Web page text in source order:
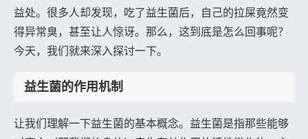
益处。很多人却发现，吃了益生菌后，自己的拉屎竟然变
得异常臭，甚至让人惊讶。那么，这到底是怎么回事呢？
今天，我们就来深入探讨一下。
益生菌的作用机制
让我们理解一下益生菌的基本概念。益生菌是指那些能够